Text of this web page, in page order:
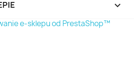
keyboard_arrow_down
e-sklepu od PrestaShop™